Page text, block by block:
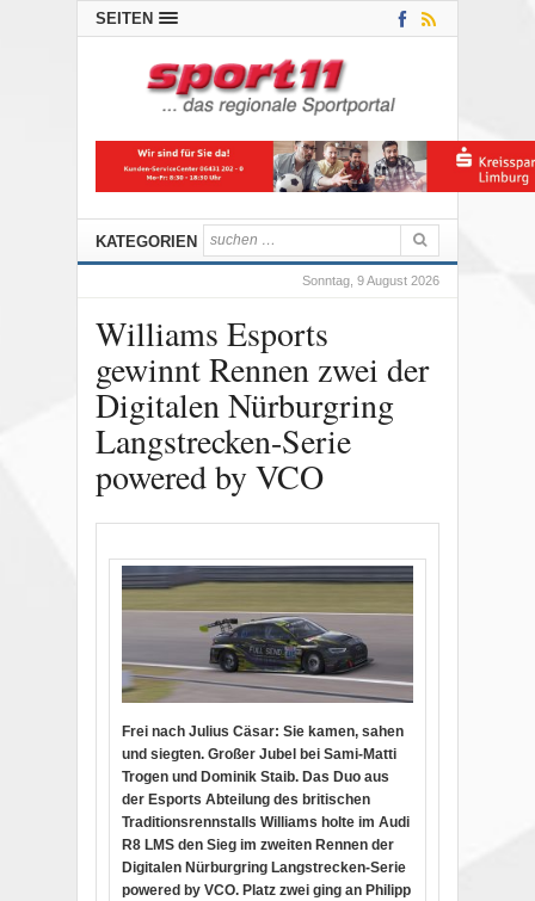
SEITEN
KATEGORIEN
Sonntag, 9 August 2026
Williams Esports
gewinnt Rennen zwei der
Digitalen Nürburgring
Langstrecken-Serie
powered by VCO
Frei nach Julius Cäsar: Sie kamen, sahen
und siegten. Großer Jubel bei Sami-Matti
Trogen und Dominik Staib. Das Duo aus
der Esports Abteilung des britischen
Traditionsrennstalls Williams holte im Audi
R8 LMS den Sieg im zweiten Rennen der
Digitalen Nürburgring Langstrecken-Serie
powered by VCO. Platz zwei ging an Philipp